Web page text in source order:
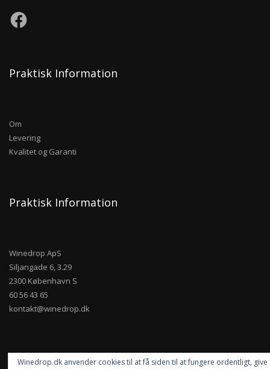
Winedrop.dk anvender cookies til at få siden til at fungere ordentligt, give
Praktisk Information
Om
Levering
Kvalitet og Garanti
Praktisk Information
Winedrop ApS
Siljangade 6, 3.29
2300 København S
60 56 43 65
kontakt@winedrop.dk